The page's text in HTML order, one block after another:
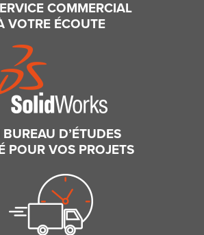
COMMERCIAL
VOTRE ÉCOUTE
D’ÉTUDES
POUR VOS PROJETS